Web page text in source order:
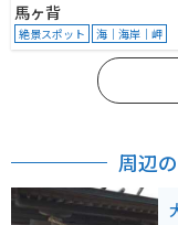
馬ヶ背
絶景スポット 海｜海岸｜岬
周辺